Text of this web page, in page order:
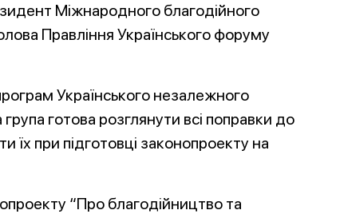
Міжнародного благодійного
Правління Українського форуму
Українського незалежного
готова розглянути всі поправки до
їх при підготовці законопроекту на
“Про благодійництво та